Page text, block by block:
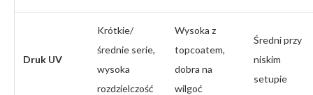
Druk UV
Krótkie/
średnie serie,
wysoka
rozdzielczość
Wysoka z
topcoatem,
dobra na
wilgoć
Średni przy
niskim
setupie